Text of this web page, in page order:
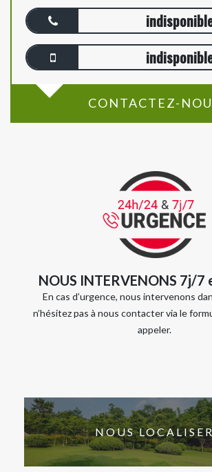
CONTACTEZ-
NOUS INTERVENONS 7j/
En cas d’urgence, nous intervenons
n’hésitez pas à nous contacter via le
appeler.
NOUS